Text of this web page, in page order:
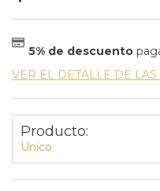
5% de descuento
VER EL DETALLE DE LAS
Producto:
Unico